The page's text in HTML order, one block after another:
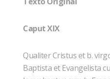
Caput XIX
Qualiter Cristus et b.
Baptista et Evangelista